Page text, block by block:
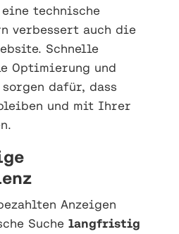
technische
verbessert auch die
Schnelle
Optimierung und
dafür, dass
und mit Ihrer
Anzeigen
Suche langfristig